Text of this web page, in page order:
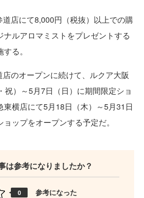
店にて8,000円（税抜）以上での購
ナルアロマミストをプレゼントする
る。
のオープンに続けて、ルクア大阪
祝）～5月7日（日）に期間限定ショ
東横店にて5月18日（木）～5月31日
ョップをオープンする予定だ。
は参考になりましたか？
0 参考になった